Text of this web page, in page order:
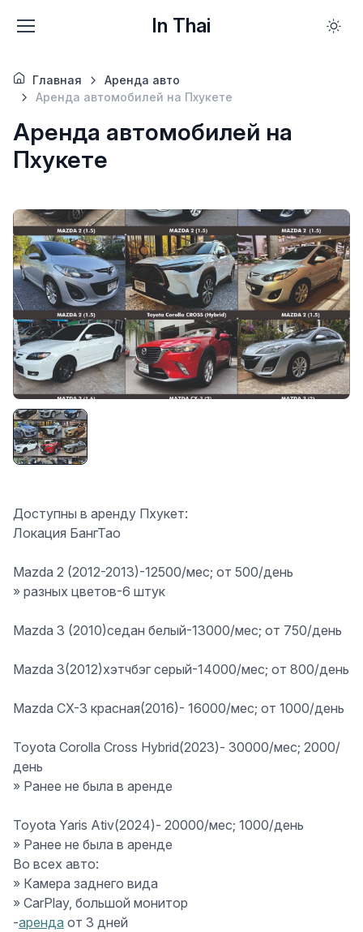
In Thai
Главная
Аренда авто
Аренда автомобилей на Пхукете
Аренда автомобилей на
Пхукете
Доступны в аренду Пхукет:
Локация БангТао
Mazda 2 (2012-2013)-12500/мес; от 500/день
» разных цветов-6 штук
Mazda 3 (2010)седан белый-13000/мес; от 750/день
Mazda 3(2012)хэтчбэг серый-14000/мес; от 800/день
Mazda CX-3 красная(2016)- 16000/мес; от 1000/день
Toyota Corolla Cross Hybrid(2023)- 30000/мес; 2000/
день
» Ранее не была в аренде
Toyota Yaris Ativ(2024)- 20000/мес; 1000/день
» Ранее не была в аренде
Во всех авто:
» Камера заднего вида
» CarPlay, большой монитор
-аренда от 3 дней